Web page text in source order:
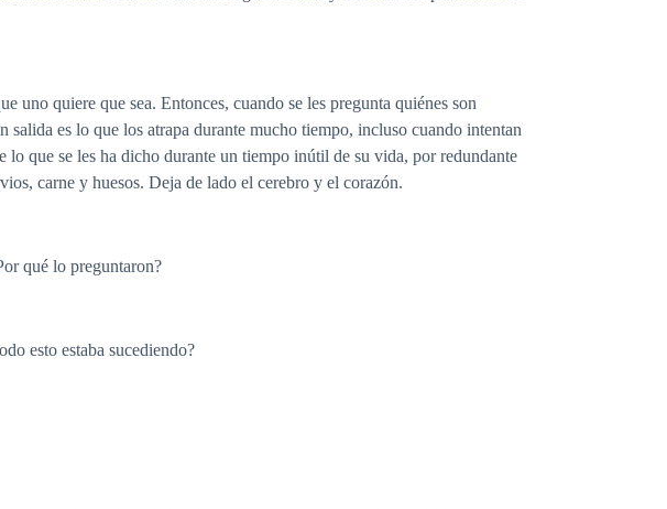
uno quiere que sea. Entonces, cuando se les pregunta quiénes son
es lo que los atrapa durante mucho tiempo, incluso cuando intentan
que se les ha dicho durante un tiempo inútil de su vida, por redundante
carne y huesos. Deja de lado el cerebro y el corazón.
qué lo preguntaron?
esto estaba sucediendo?